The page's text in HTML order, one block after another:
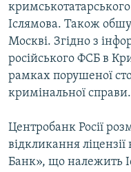
Іслямова. Також
Москві. Згідно з
російського ФСБ в
рамках порушеної
кримінальної справи.
Центробанк Росії
відкликання
Банк», що належить